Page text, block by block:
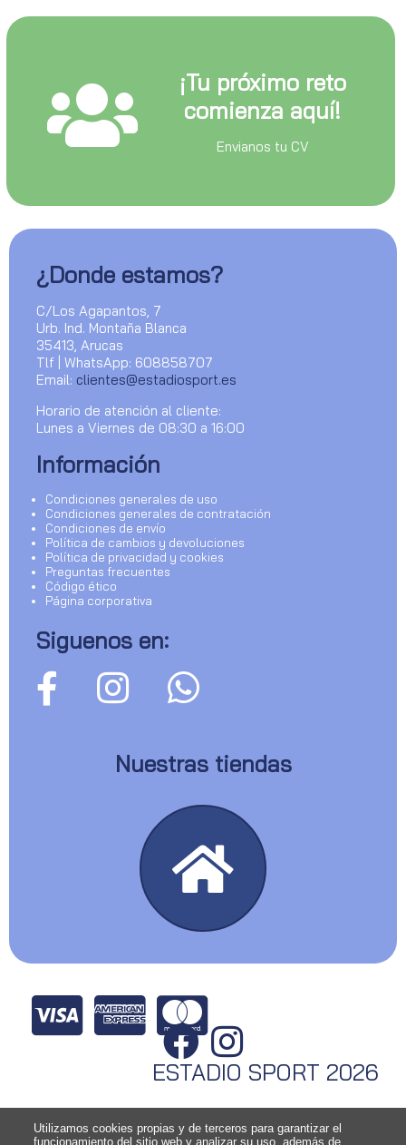
¡Tu próximo reto
comienza aquí!
Envianos tu CV
¿Donde estamos?
C/Los Agapantos, 7
Urb. Ind. Montaña Blanca
35413, Arucas
Tlf | WhatsApp: 608858707
Email: clientes@estadiosport.es
Horario de atención al cliente:
Lunes a Viernes de 08:30 a 16:00
Información
Condiciones generales de uso
Condiciones generales de contratación
Condiciones de envío
Política de cambios y devoluciones
Política de privacidad y cookies
Preguntas frecuentes
Código ético
Página corporativa
Siguenos en:
Nuestras tiendas
ESTADIO SPORT 2026
Utilizamos cookies propias y de terceros para garantizar el
funcionamiento del sitio web y analizar su uso, además de